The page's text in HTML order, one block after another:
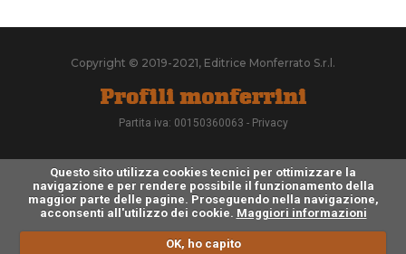
Copyright © 2019-2021, Editrice Monferrato S.r.l.
Partita iva: 00150360063 - Privacy
Questo sito utilizza cookies tecnici per ottimizzare la
navigazione e per rendere possibile il funzionamento della
maggior parte delle pagine. Proseguendo nella navigazione,
acconsenti all'utilizzo dei cookie. Maggiori informazioni
OK, ho capito